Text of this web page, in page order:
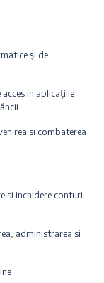
şi de
in aplicaţiile
si combaterea
si inchidere conturi
administrarea si